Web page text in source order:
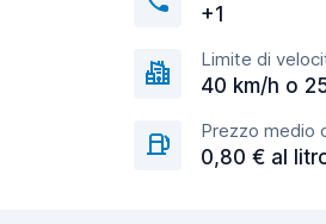
+1
Limite di
40 km/h o
Prezzo medio
0,80 € al